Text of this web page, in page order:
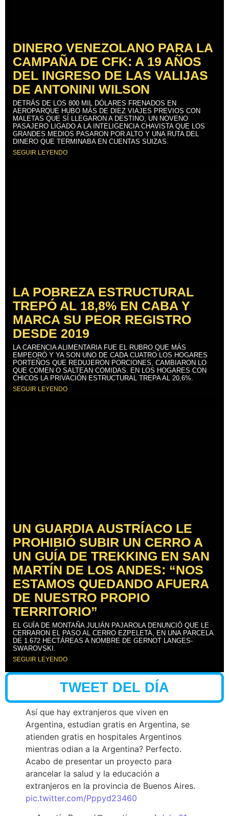
DINERO VENEZOLANO PARA LA
CAMPAÑA DE CFK: A 19 AÑOS
DEL INGRESO DE LAS VALIJAS
DE ANTONINI WILSON
DETRÁS DE LOS 800 MIL DÓLARES FRENADOS EN
AEROPARQUE HUBO MÁS DE DIEZ VIAJES PREVIOS CON
MALETAS QUE SÍ LLEGARON A DESTINO, UN NOVENO
PASAJERO LIGADO A LA INTELIGENCIA CHAVISTA QUE LOS
GRANDES MEDIOS PASARON POR ALTO Y UNA RUTA DEL
DINERO QUE TERMINABA EN CUENTAS SUIZAS.
SEGUIR LEYENDO
LA POBREZA ESTRUCTURAL
TREPÓ AL 18,8% EN CABA Y
MARCA SU PEOR REGISTRO
DESDE 2019
LA CARENCIA ALIMENTARIA FUE EL RUBRO QUE MÁS
EMPEORÓ Y YA SON UNO DE CADA CUATRO LOS HOGARES
PORTEÑOS QUE REDUJERON PORCIONES, CAMBIARON LO
QUE COMEN O SALTEAN COMIDAS. EN LOS HOGARES CON
CHICOS LA PRIVACIÓN ESTRUCTURAL TREPA AL 20,6%.
SEGUIR LEYENDO
UN GUARDIA AUSTRÍACO LE
PROHIBIÓ SUBIR UN CERRO A
UN GUÍA DE TREKKING EN SAN
MARTÍN DE LOS ANDES: “NOS
ESTAMOS QUEDANDO AFUERA
DE NUESTRO PROPIO
TERRITORIO”
EL GUÍA DE MONTAÑA JULIÁN PAJAROLA DENUNCIÓ QUE LE
CERRARON EL PASO AL CERRO EZPELETA, EN UNA PARCELA
DE 1.672 HECTÁREAS A NOMBRE DE GERNOT LANGES-
SWAROVSKI.
SEGUIR LEYENDO
TWEET DEL DÍA
Así que hay extranjeros que viven en
Argentina, estudian gratis en Argentina, se
atienden gratis en hospitales Argentinos
mientras odian a la Argentina? Perfecto.
Acabo de presentar un proyecto para
arancelar la salud y la educación a
extranjeros en la provincia de Buenos Aires.
pic.twitter.com/Pppyd23460